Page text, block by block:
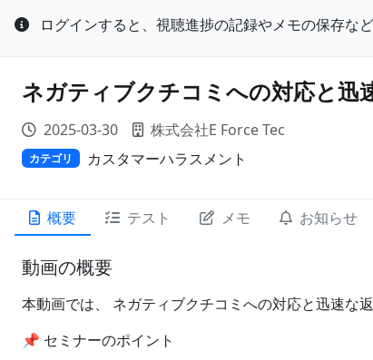
ログインすると、視聴進捗の記録やメモの保存な
ネガティブクチコミへの対応と迅
2025-03-30 株式会社E Force Tec
カテゴリ カスタマーハラスメント
概要 テスト メモ お知らせ
動画の概要
本動画では、 ネガティブクチコミへの対応と迅速な
📌 セミナーのポイント